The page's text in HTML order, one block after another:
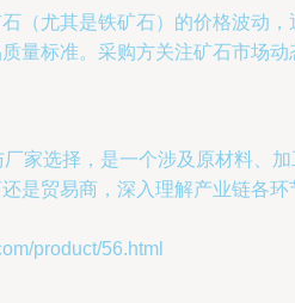
（尤其是铁矿石）的价格波
量标准。采购方关注矿石市场
家选择，是一个涉及原材料、
是贸易商，深入理解产业链各
product/56.html